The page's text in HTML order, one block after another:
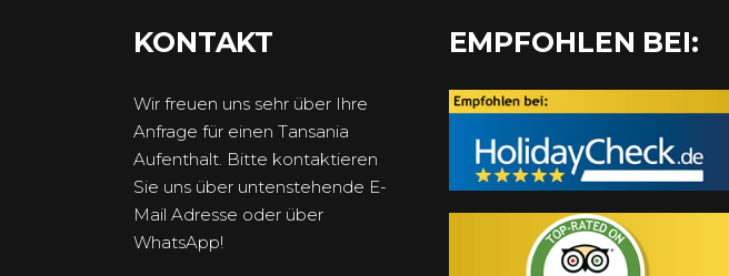
KONTAKT
Wir freuen uns sehr über Ihre
Anfrage für einen Tansania
Aufenthalt. Bitte kontaktieren
Sie uns über untenstehende E-
Mail Adresse oder über
WhatsApp!
EMPFOHLEN BEI: